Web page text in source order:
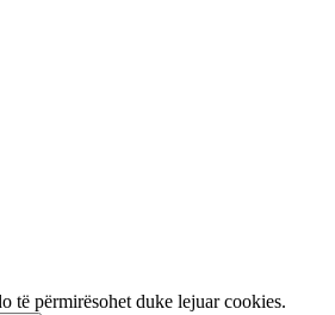
të përmirësohet duke lejuar cookies.